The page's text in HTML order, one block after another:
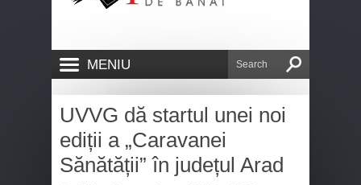
MENIU
UVVG dă startul unei noi
ediții a „Caravanei
Sănătății” în județul Arad